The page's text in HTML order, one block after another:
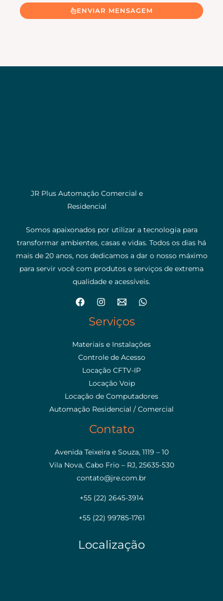
ENVIAR MENSAGEM
JR Plus Automação Comercial e
Residencial
Somos apaixonados por utilizar a tecnologia para
transformar ambientes, casas e vidas. Todos os dias há
mais de 20 anos, nos dedicamos a dar o nosso máximo
para servir você com produtos e serviços de extrema
qualidade e acessíveis.
Serviços
Materiais e Instalações
Controle de Acesso
Locação CFTV-IP
Locação Voip
Locação de Computadores
Automação Residencial / Comercial
Contato
Avenida Teixeira e Souza, 1119 – 10
Vila Nova, Cabo Frio – RJ, 25635-530
contato@jre.com.br
+55 (22) 2645-3914
+55 (22) 99785-1761
Localização